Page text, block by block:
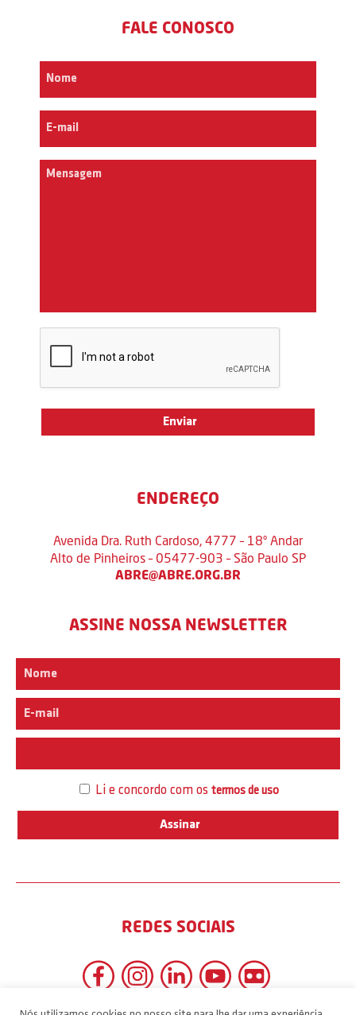
FALE CONOSCO
ENDEREÇO
Avenida Dra. Ruth Cardoso, 4777 – 18º Andar
Alto de Pinheiros – 05477-903 – São Paulo SP
ABRE@ABRE.ORG.BR
ASSINE NOSSA NEWSLETTER
Li e concordo com os termos de uso
REDES SOCIAIS